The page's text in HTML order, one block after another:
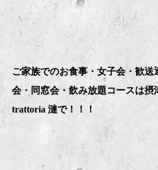
ご家族でのお食事・女子会・歓送
会・同窓会・飲み放題コースは摂
trattoria 漣で！！！